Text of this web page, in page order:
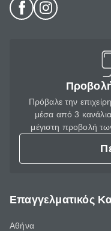
Πρόβαλε την
μέσα από 3 κανάλια
μέγιστη προβολή
Επαγγελματικός
Αθήνα